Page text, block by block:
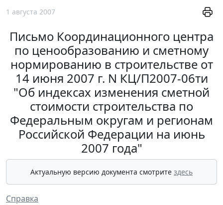
1 августа 2007
Письмо Координационного центра
по ценообразованию и сметному
нормированию в строительстве от
14 июня 2007 г. N КЦ/П2007-06ти
"Об индексах изменения сметной
стоимости строительства по
Федеральным округам и регионам
Российской Федерации на июнь
2007 года"
Актуальную версию документа смотрите здесь
Справка